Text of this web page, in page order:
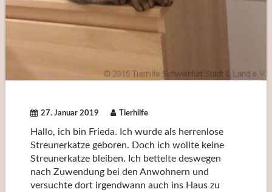
27. Januar 2019 Tierhilfe
Hallo, ich bin Frieda. Ich wurde als herrenlose
Streunerkatze geboren. Doch ich wollte keine
Streunerkatze bleiben. Ich bettelte deswegen
nach Zuwendung bei den Anwohnern und
versuchte dort irgendwann auch ins Haus zu